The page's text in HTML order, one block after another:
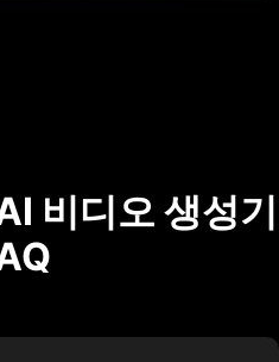
비디오 생성기